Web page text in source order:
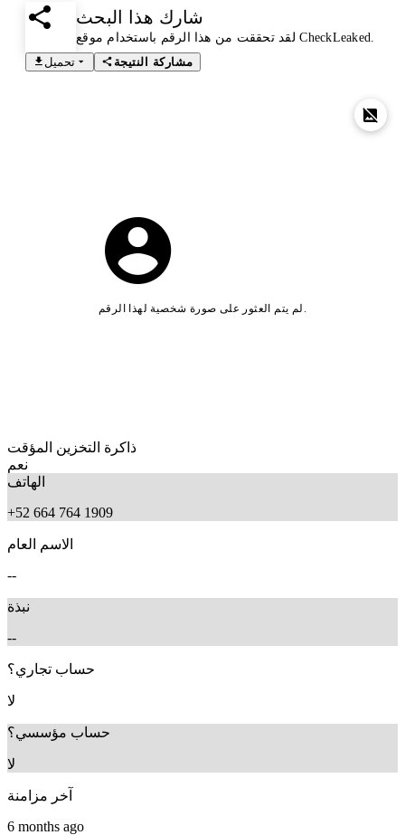
شارك هذا البحث
لقد تحققت من هذا الرقم باستخدام موقع CheckLeaked.
تحميل
مشاركة النتيجة
لم يتم العثور على صورة شخصية لهذا الرقم.
ذاكرة التخزين المؤقت
نعم
الهاتف
+52 664 764 1909
الاسم العام
--
نبذة
--
حساب تجاري؟
لا
حساب مؤسسي؟
لا
آخر مزامنة
6 months ago